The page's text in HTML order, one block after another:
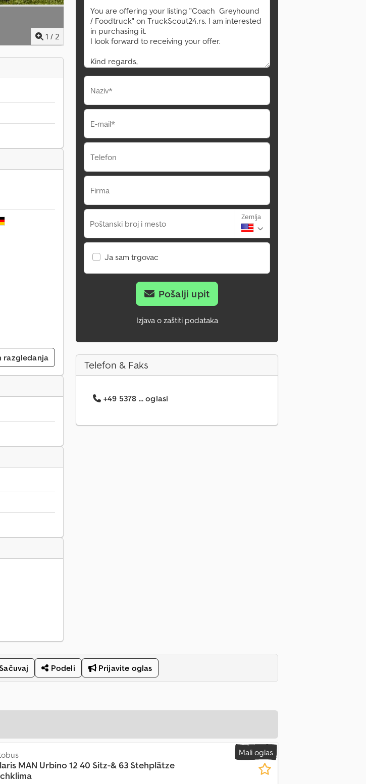
1 / 2
razgledanja
Naziv*
E-mail*
Telefon
Firma
Poštanski broj i mesto
Zemlja
Ja sam trgovac
Pošalji upit
Izjava o zaštiti podataka
Telefon & Faks
+49 5378 ... oglasi
Podeli Prijavite oglas
Mali oglas
MAN Urbino 12 40 Sitz-& 63 Stehplätze